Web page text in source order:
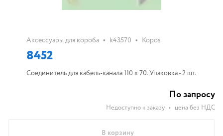
Аксессуары для короба • k43570 • Kopos
8452
Соединитель для кабель-канала 110 х 70. Упаковка - 2 шт.
По запросу
Недоступно к заказу • цена без НДС
В корзину